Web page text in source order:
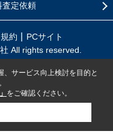
査定依頼
約
PCサイト
All rights reserved.
サービス向上検討を目的と
をご確認ください。